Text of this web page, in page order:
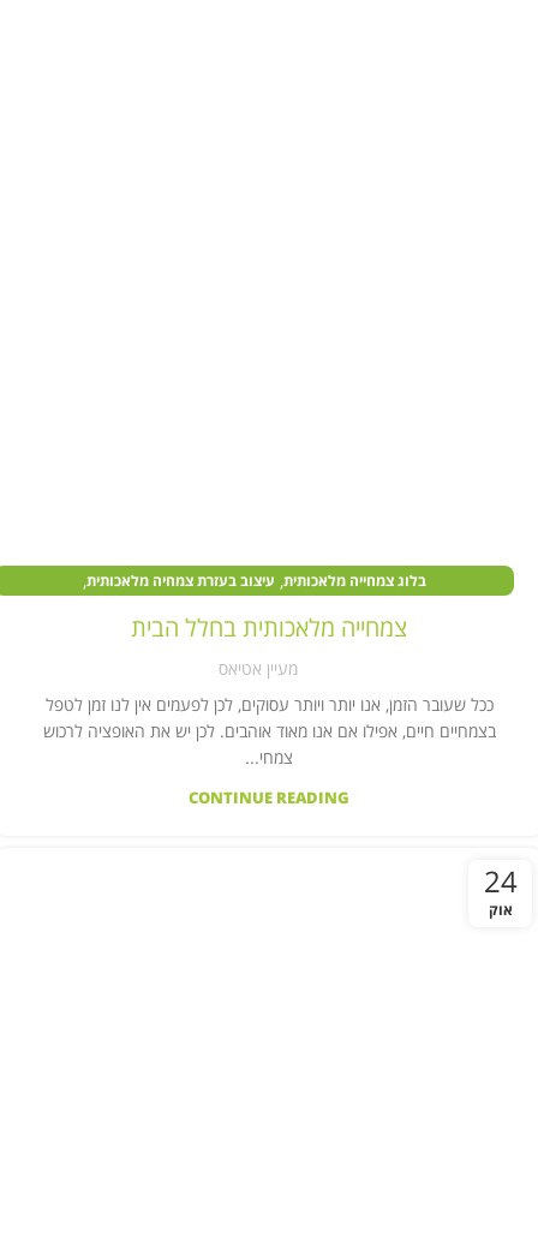
בלוג צמחייה מלאכותית, עיצוב בעזרת צמחיה מלאכותית,
צמחים מלאכותיים לבית ,קיר צמחייה מלאכותית
צמחייה מלאכותית בחלל הבית
מעיין אטיאס
ככל שעובר הזמן, אנו יותר ויותר עסוקים, לכן לפעמים אין לנו זמן לטפל
בצמחיים חיים, אפילו אם אנו מאוד אוהבים. לכן יש את האופציה לרכוש
צמחי...
CONTINUE READING
24
אוק